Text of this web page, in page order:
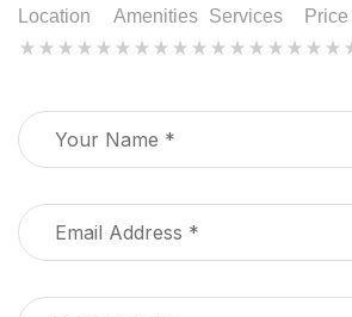
Location Amenities Services Price